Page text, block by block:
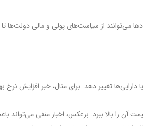
می‌توانند از سیاست‌های پولی و مالی دولت‌ها
دارایی‌ها تغییر دهد. برای مثال، خبر
آن را بالا ببرد. برعکس، اخبار منفی